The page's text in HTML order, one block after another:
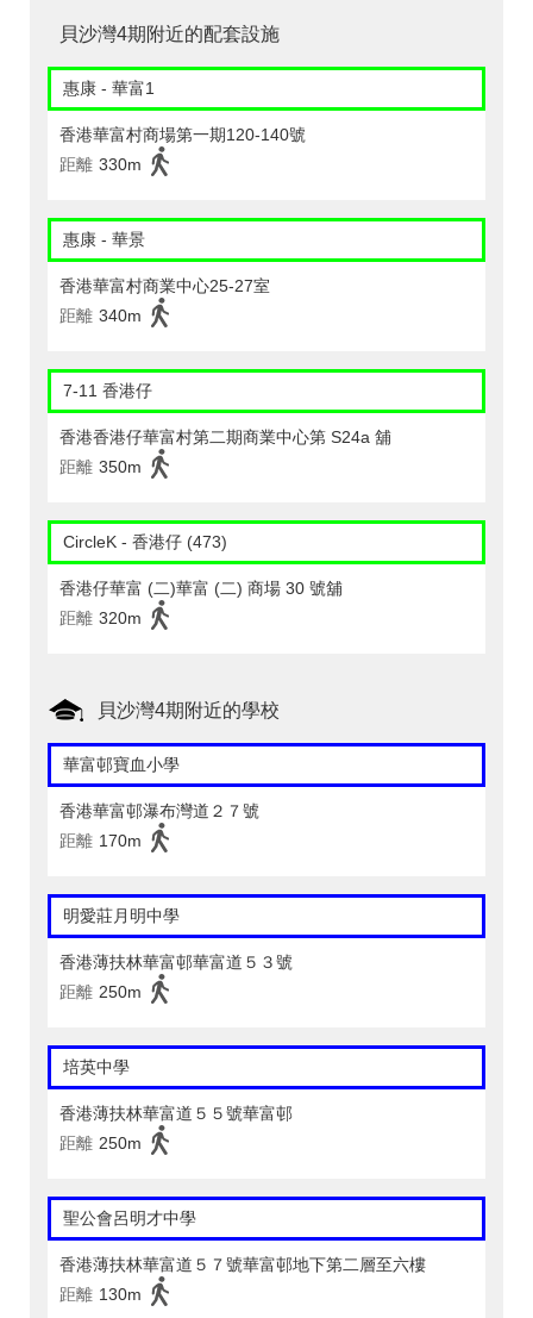
貝沙灣4期附近的配套設施
惠康 - 華富1
香港華富村商場第一期120-140號
距離 330m
惠康 - 華景
香港華富村商業中心25-27室
距離 340m
7-11 香港仔
香港香港仔華富村第二期商業中心第 S24a 舖
距離 350m
CircleK - 香港仔 (473)
香港仔華富 (二)華富 (二) 商場 30 號舖
距離 320m
貝沙灣4期附近的學校
華富邨寶血小學
香港華富邨瀑布灣道２７號
距離 170m
明愛莊月明中學
香港薄扶林華富邨華富道５３號
距離 250m
培英中學
香港薄扶林華富道５５號華富邨
距離 250m
聖公會呂明才中學
香港薄扶林華富道５７號華富邨地下第二層至六樓
距離 130m